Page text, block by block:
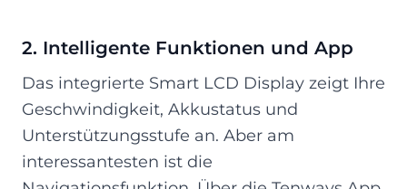
2. Intelligente Funktionen und App
Das integrierte Smart LCD Display zeigt Ihre
Geschwindigkeit, Akkustatus und
Unterstützungsstufe an. Aber am
interessantesten ist die